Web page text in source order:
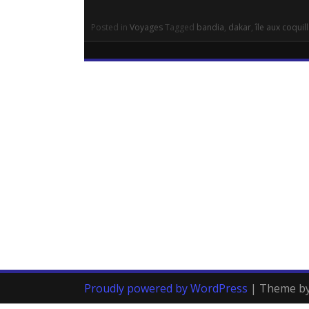
Posted in VoyagesTagged bandia, dakar, île aux
Proudly powered by WordPress | Theme